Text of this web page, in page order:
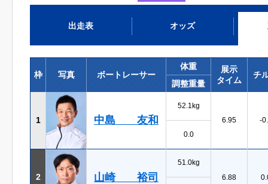
出走表 オッズ
枠 写真 ボートレーサー
体重
展示
タイム
チ
調整重量
1 中島 友和
52.1kg
6.95
-
0.0
2 山崎 裕司
51.0kg
6.88